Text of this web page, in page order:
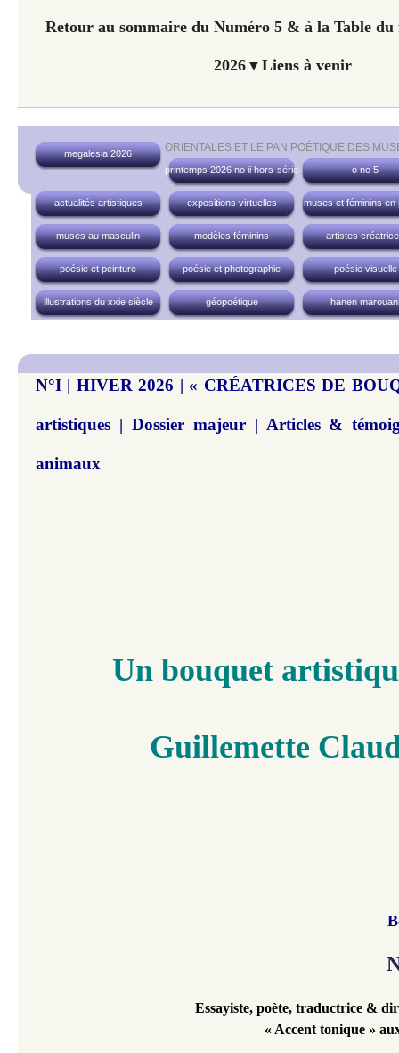
Retour au sommaire du Numéro 5 & à la Table du
2026▼Liens à venir
ORIENTALES ET LE PAN POÉTIQUE DES
megalesia 2026
printemps 2026 no ii hors-série
o no 5
actualités artistiques expositions virtuelles muses et féminins en
muses au masculin modèles féminins artistes
poésie et peinture poésie et photographie poésie visuelle
illustrations du xxie siècle géopoétique hanen marouani
N°I | HIVER 2026 | « CRÉATRICES DE
artistiques | Dossier majeur | Articles &
animaux
Un bouquet
Guillemette
Essayiste, poète, traductrice &
« Accent tonique »